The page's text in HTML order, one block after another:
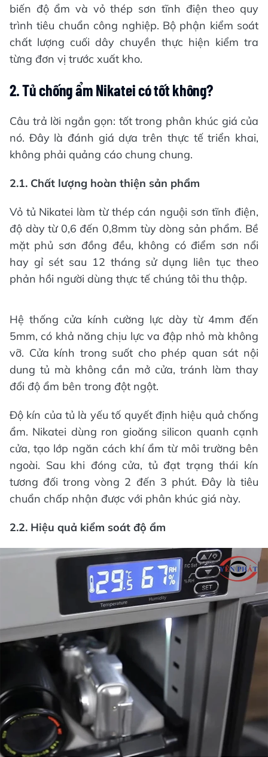
biến độ ẩm và vỏ thép sơn tĩnh điện theo quy
trình tiêu chuẩn công nghiệp. Bộ phận kiểm soát
chất lượng cuối dây chuyền thực hiện kiểm tra
từng đơn vị trước xuất kho.
2. Tủ chống ẩm Nikatei có tốt không?
Câu trả lời ngắn gọn: tốt trong phân khúc giá của
nó. Đây là đánh giá dựa trên thực tế triển khai,
không phải quảng cáo chung chung.
2.1. Chất lượng hoàn thiện sản phẩm
Vỏ tủ Nikatei làm từ thép cán nguội sơn tĩnh điện,
độ dày từ 0,6 đến 0,8mm tùy dòng sản phẩm. Bề
mặt phủ sơn đồng đều, không có điểm sơn nổi
hay gỉ sét sau 12 tháng sử dụng liên tục theo
phản hồi người dùng thực tế chúng tôi thu thập.
Hệ thống cửa kính cường lực dày từ 4mm đến
5mm, có khả năng chịu lực va đập nhỏ mà không
vỡ. Cửa kính trong suốt cho phép quan sát nội
dung tủ mà không cần mở cửa, tránh làm thay
đổi độ ẩm bên trong đột ngột.
Độ kín của tủ là yếu tố quyết định hiệu quả chống
ẩm. Nikatei dùng ron gioăng silicon quanh cạnh
cửa, tạo lớp ngăn cách khí ẩm từ môi trường bên
ngoài. Sau khi đóng cửa, tủ đạt trạng thái kín
tương đối trong vòng 2 đến 3 phút. Đây là tiêu
chuẩn chấp nhận được với phân khúc giá này.
2.2. Hiệu quả kiểm soát độ ẩm